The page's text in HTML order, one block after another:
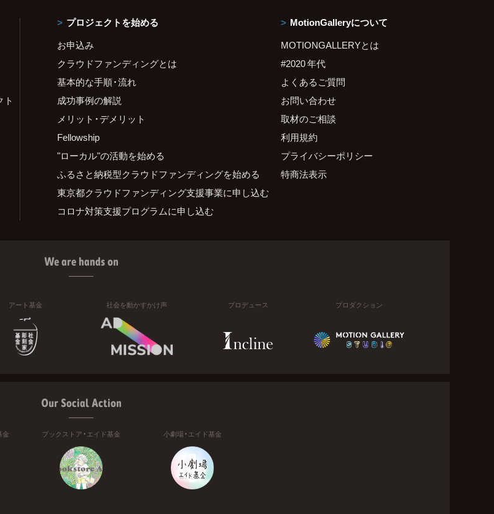
ト
プロジェクトを始める
お申込み
クラウドファンディングとは
基本的な手順・流れ
成功事例の解説
メリット・デメリット
Fellowship
"ローカル"の活動を始める
ふるさと納税型クラウドファンディングを始める
東京都クラウドファンディング支援事業に申し込む
コロナ対策支援プログラムに申し込む
MotionGalleryについて
MOTIONGALLERYとは
#2020 年代
よくあるご質問
お問い合わせ
取材のご相談
利用規約
プライバシーポリシー
特商法表示
We are hands on
アート基金 社会を動かすかけ声 プロデュース プロダクション
Our Social Action
金 ブックストア・エイド基金 小劇場・エイド基金